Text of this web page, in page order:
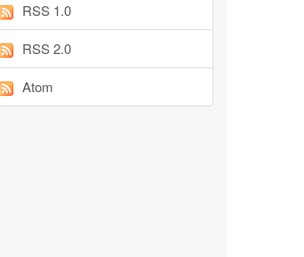
RSS 1.0
RSS 2.0
Atom